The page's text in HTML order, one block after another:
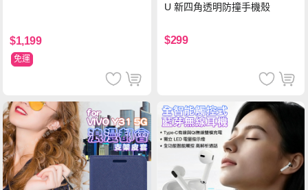
$1,199
免運
U 新四角透明防撞手機殼
$299